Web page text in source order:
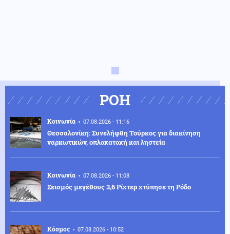
ΡΟΗ
Κοινωνία 07.08.2026 - 11:16
Θεσσαλονίκη: Συνελήφθη Τούρκος για διακίνηση
ναρκωτικών, οπλοκατοχή και ληστεία
Κοινωνία 07.08.2026 - 11:08
Σεισμός μεγέθους 3,6 Ρίχτερ χτύπησε τη Ρόδο
Κόσμος 07.08.2026 - 10:52